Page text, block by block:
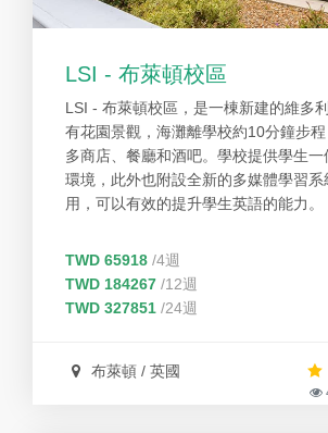
LSI - 布萊頓校區
LSI - 布萊頓校區，是一棟新建的維多
有花園景觀，海灘離學校約10分鐘步
多商店、餐廳和酒吧。學校提供學生
環境，此外也附設全新的多媒體學習系
用，可以有效的提升學生英語的能力
及美國移民局核准可招收國際學生的專
以幫助學生為出發點，提供學生有效的
備完善，每個分校均設有國際學生服務
TWD 65918 /4週
TWD 184267 /12週
TWD 327851 /24週
布萊頓 / 英國